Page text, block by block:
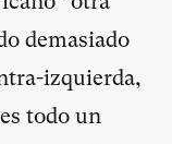
demasiado
izquierda,
todo un